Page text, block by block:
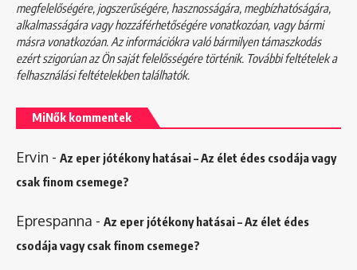
megfelelőségére, jogszerűségére, hasznosságára, megbízhatóságára,
alkalmasságára vagy hozzáférhetőségére vonatkozóan, vagy bármi
másra vonatkozóan. Az információkra való bármilyen támaszkodás
ezért szigorúan az Ön saját felelősségére történik. További feltételek a
felhasználási feltételekbentalálhatók.
MiNők kommentek
Ervin - Az eper jótékony hatásai – Az élet édes csodája vagy
csak finom csemege?
Eprespanna - Az eper jótékony hatásai – Az élet édes
csodája vagy csak finom csemege?